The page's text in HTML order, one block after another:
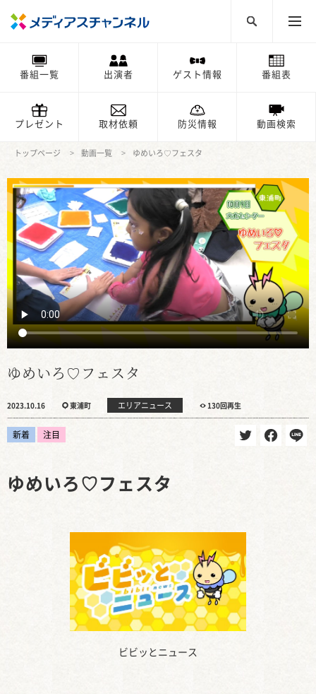
番組一覧 出演者 ゲスト情報 番組表
プレゼント 取材依頼 防災情報 動画検索
トップページ 動画一覧 ゆめいろ♡フェスタ
ゆめいろ♡フェスタ
2023.10.16 東浦町 エリアニュース 130回再生
新着 注目
ビビッとニュース
ゆめいろ♡フェスタ